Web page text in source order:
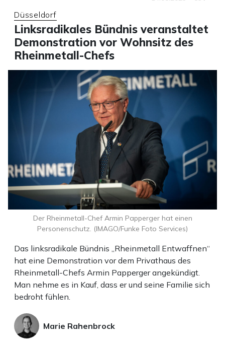
Düsseldorf
Linksradikales Bündnis veranstaltet
Demonstration vor Wohnsitz des
Rheinmetall-Chefs
Das linksradikale Bündnis „Rheinmetall Entwaffnen“
hat eine Demonstration vor dem Privathaus des
Rheinmetall-Chefs Armin Papperger angekündigt.
Man nehme es in Kauf, dass er und seine Familie sich
bedroht fühlen.
Marie Rahenbrock
Der Rheinmetall-Chef Armin Papperger hat einen
Personenschutz. (IMAGO/Funke Foto Services)